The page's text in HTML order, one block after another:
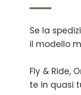
Se la
il modello
Fly & Ride,
te in quasi